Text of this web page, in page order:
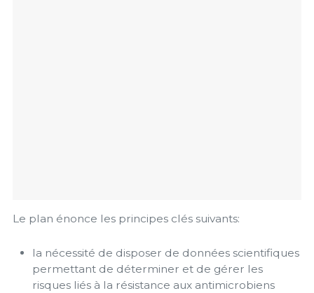
Le plan énonce les principes clés suivants:
la nécessité de disposer de données scientifiques
permettant de déterminer et de gérer les
risques liés à la résistance aux antimicrobiens